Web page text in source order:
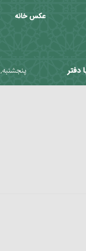
عکس خانه
دفتر پنجشنبه, ۱۵ مرداد , ۱۴۰۵